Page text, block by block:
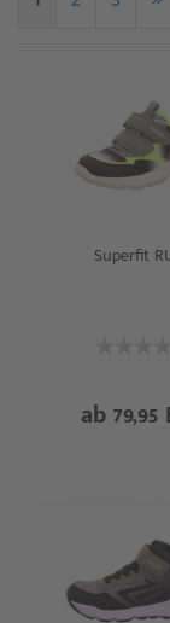
Superfit
ab 79,95